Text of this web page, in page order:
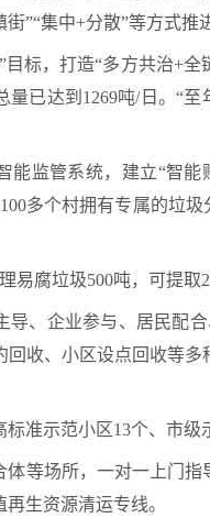
”“集中+分散”等方式推
目标，打造“多方共治+
已达到1269吨/日。“
能监管系统，建立“智
多个村拥有专属的垃
易腐垃圾500吨，可提取
导、企业参与、居民配
收、小区设点回收等
准示范小区13个、市级
等场所，一对一上门
生资源清运专线。